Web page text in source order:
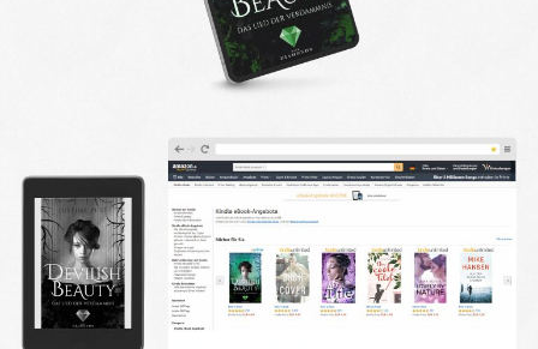
ÜBER MICH
DESIGN FAQ
PRESSEMATERIAL
WALLPAPER